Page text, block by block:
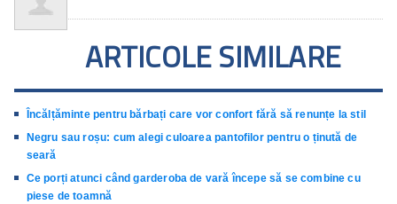
ARTICOLE SIMILARE
Încălțăminte pentru bărbați care vor confort fără să renunțe la stil
Negru sau roșu: cum alegi culoarea pantofilor pentru o ținută de
seară
Ce porți atunci când garderoba de vară începe să se combine cu
piese de toamnă